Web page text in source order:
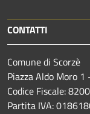
CONTATTI
Comune di Scorzè
Piazza Aldo Moro
Codice Fiscale:
Partita IVA: